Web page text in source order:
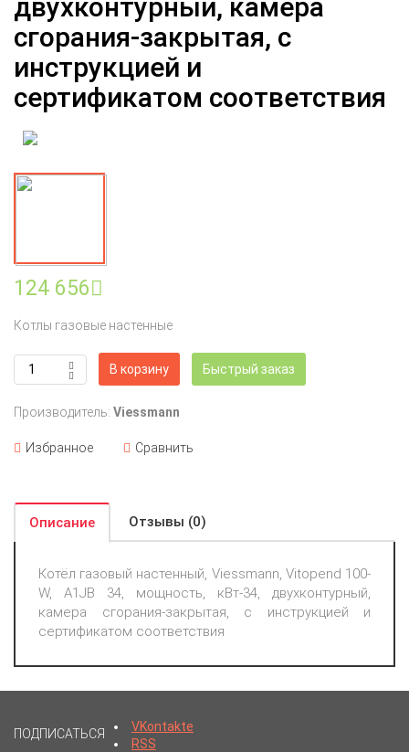
двухконтурный, камера
сгорания-закрытая, с
инструкцией и
сертификатом соответствия
124 656
Котлы газовые настенные
В корзину Быстрый заказ
Производитель: Viessmann
Избранное Сравнить
Описание Отзывы (0)
Котёл газовый настенный, Viessmann, Vitopend 100-
W, A1JB 34, мощность, кВт-34, двухконтурный,
камера сгорания-закрытая, с инструкцией и
сертификатом соответствия
ПОДПИСАТЬСЯ
VKontakte
RSS